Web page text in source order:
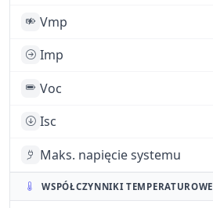
Vmp
Imp
Voc
Isc
Maks. napięcie systemu
WSPÓŁCZYNNIKI TEMPERATUROWE